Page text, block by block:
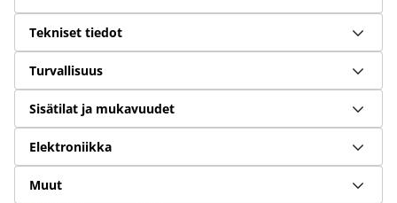
Tekniset tiedot
Turvallisuus
Sisätilat ja mukavuudet
Elektroniikka
Muut